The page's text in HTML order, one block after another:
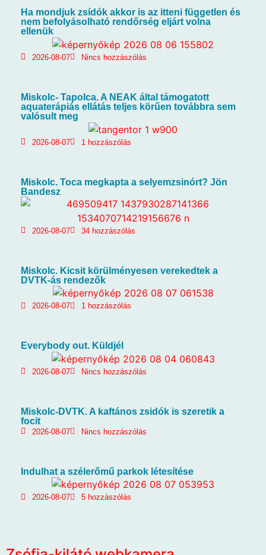
Ha mondjuk zsídók akkor is az itteni független és
nem befolyásolható rendőrség eljárt volna
ellenük
2026-08-07 Nincs hozzászólás
Miskolc- Tapolca. A NEAK által támogatott
aquaterápiás ellátás teljes körűen továbbra sem
valósult meg
2026-08-07 1 hozzászólás
Miskolc. Toca megkapta a selyemzsinórt? Jön
Bandesz
2026-08-07 34 hozzászólás
Miskolc. Kicsit körülményesen verekedtek a
DVTK-ás rendezők
2026-08-07 1 hozzászólás
Everybody out. Küldjél
2026-08-07 Nincs hozzászólás
Miskolc-DVTK. A kaftános zsidók is szeretik a
focit
2026-08-07 Nincs hozzászólás
Indulhat a szélerőmű parkok létesítése
2026-08-07 5 hozzászólás